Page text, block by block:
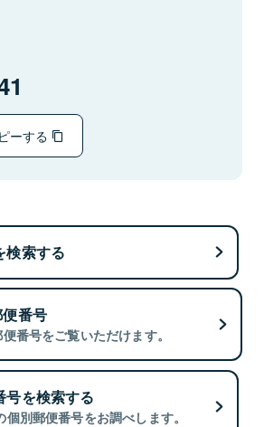
ーする
検索する
番号
番号をご覧いただけます。
号を検索する
別郵便番号をお調べします。